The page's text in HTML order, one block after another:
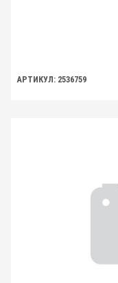
АРТИКУЛ: 2536759